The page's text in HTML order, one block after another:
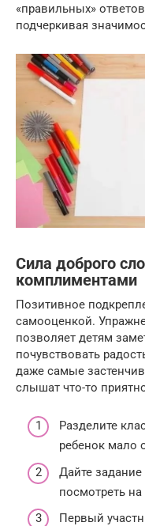
«правильных»
подчеркивая
Сила доброго
комплиментами
Позитивное
самооценкой.
позволяет детям
почувствовать
даже самые
слышат что-то
Разделите
ребенок мало
Дайте
посмотреть на
Первый